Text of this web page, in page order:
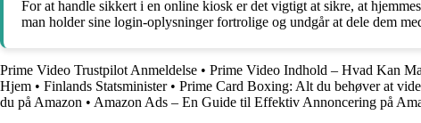
For at handle sikkert i en online kiosk er det vigtigt at sikre, at
man holder sine login-oplysninger fortrolige og undgår at dele dem
Prime Video Trustpilot Anmeldelse • Prime Video Indhold – Hvad Kan
Hjem • Finlands Statsminister• Prime Card Boxing: Alt du behøver at vide
du på Amazon • Amazon Ads – En Guide til Effektiv Annoncering på